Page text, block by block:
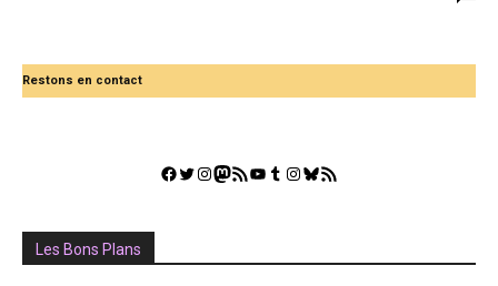
Restons en contact
Facebook
Twitter
Instagram
Mastodon
Flux RSSYouTube
Tumblr
Instagram
Bluesky
GestGame
Les Bons Plans